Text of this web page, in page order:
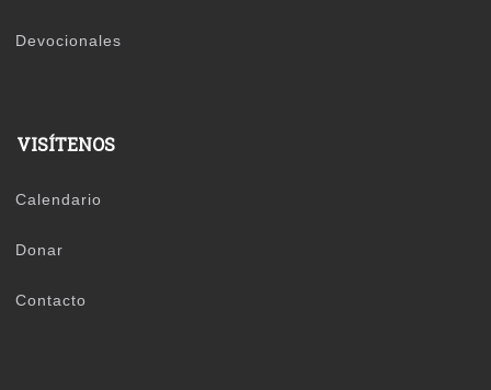
Devocionales
VISÍTENOS
Calendario
Donar
Contacto